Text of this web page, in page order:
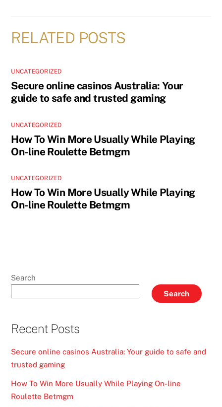
RELATED POSTS
UNCATEGORIZED
Secure online casinos Australia: Your
guide to safe and trusted gaming
UNCATEGORIZED
How To Win More Usually While Playing
On-line Roulette Betmgm
UNCATEGORIZED
How To Win More Usually While Playing
On-line Roulette Betmgm
Search
Search
Recent Posts
Secure online casinos Australia: Your guide to safe and
trusted gaming
How To Win More Usually While Playing On-line
Roulette Betmgm